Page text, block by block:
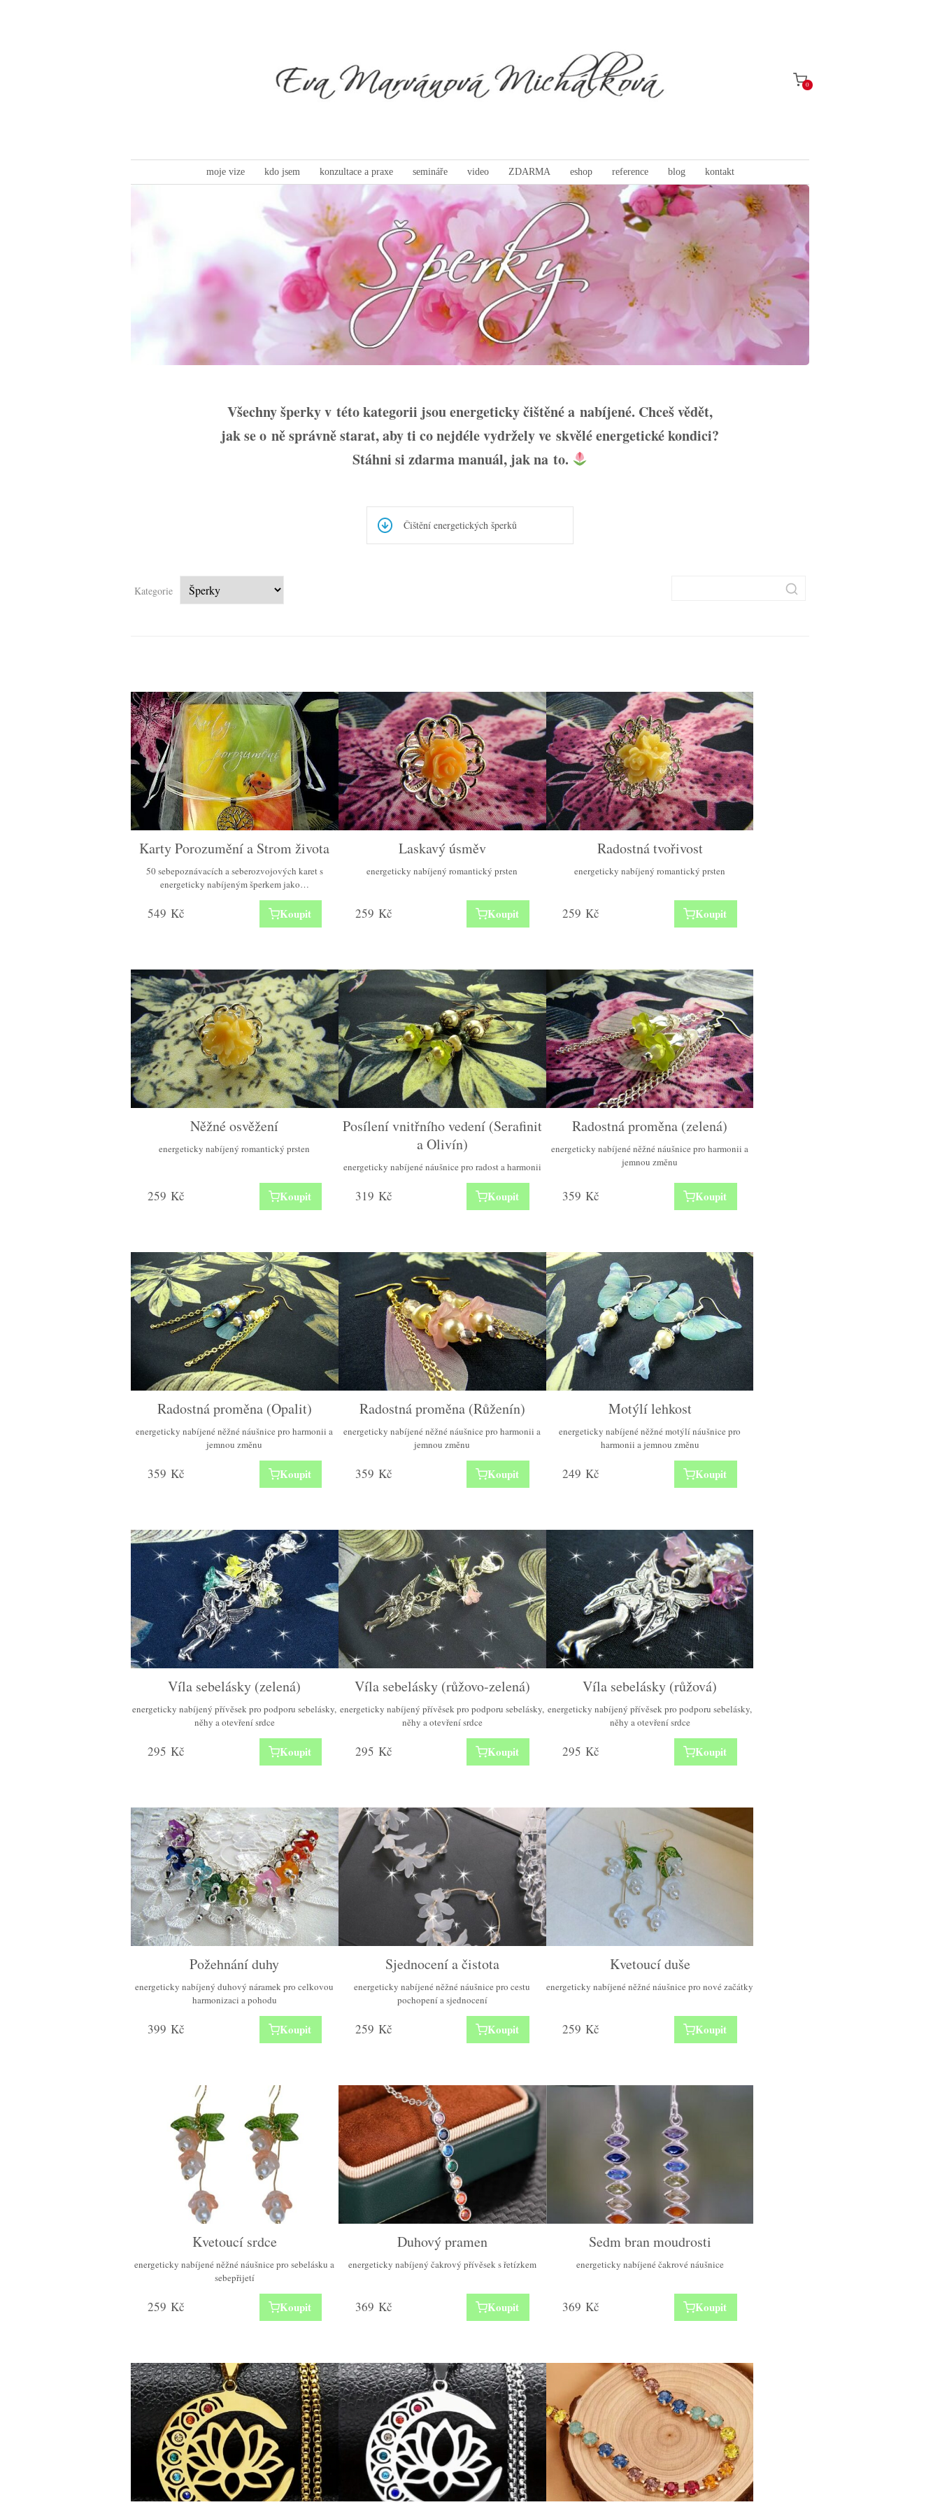
0
moje vize kdo jsem konzultace a praxe semináře video ZDARMA eshop reference blog kontakt
Všechny šperky v této kategorii jsou energeticky čištěné a nabíjené. Chceš vědět,
jak se o ně správně starat, aby ti co nejdéle vydržely ve skvělé energetické kondici?
Stáhni si zdarma manuál, jak na to.
Čištění energetických šperků
Kategorie
Karty Porozumění a Strom života
50 sebepoznávacích a seberozvojových karet s
energeticky nabíjeným šperkem jako…
549 Kč Koupit
Laskavý úsměv
energeticky nabíjený romantický prsten
259 Kč Koupit
Radostná tvořivost
energeticky nabíjený romantický prsten
259 Kč Koupit
Něžné osvěžení
energeticky nabíjený romantický prsten
259 Kč Koupit
Posílení vnitřního vedení (Serafinit
a Olivín)
energeticky nabíjené náušnice pro radost a harmonii
319 Kč Koupit
Radostná proměna (zelená)
energeticky nabíjené něžné náušnice pro harmonii a
jemnou změnu
359 Kč Koupit
Radostná proměna (Opalit)
energeticky nabíjené něžné náušnice pro harmonii a
jemnou změnu
359 Kč Koupit
Radostná proměna (Růženín)
energeticky nabíjené něžné náušnice pro harmonii a
jemnou změnu
359 Kč Koupit
Motýlí lehkost
energeticky nabíjené něžné motýlí náušnice pro
harmonii a jemnou změnu
249 Kč Koupit
Víla sebelásky (zelená)
energeticky nabíjený přívěsek pro podporu sebelásky,
něhy a otevření srdce
295 Kč Koupit
Víla sebelásky (růžovo-zelená)
energeticky nabíjený přívěsek pro podporu sebelásky,
něhy a otevření srdce
295 Kč Koupit
Víla sebelásky (růžová)
energeticky nabíjený přívěsek pro podporu sebelásky,
něhy a otevření srdce
295 Kč Koupit
Požehnání duhy
energeticky nabíjený duhový náramek pro celkovou
harmonizaci a pohodu
399 Kč Koupit
Sjednocení a čistota
energeticky nabíjené něžné náušnice pro cestu
pochopení a sjednocení
259 Kč Koupit
Kvetoucí duše
energeticky nabíjené něžné náušnice pro nové začátky
259 Kč Koupit
Kvetoucí srdce
energeticky nabíjené něžné náušnice pro sebelásku a
sebepřijetí
259 Kč Koupit
Duhový pramen
energeticky nabíjený čakrový přívěsek s řetízkem
369 Kč Koupit
Sedm bran moudrosti
energeticky nabíjené čakrové náušnice
369 Kč Koupit